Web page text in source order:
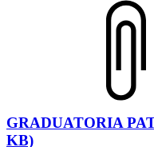
GRADUATORIA
KB)